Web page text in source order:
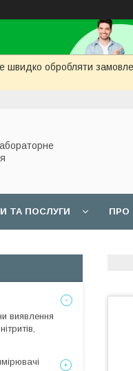
швидко обробляти
ТА ПОСЛУГИ ПРО
виявлення